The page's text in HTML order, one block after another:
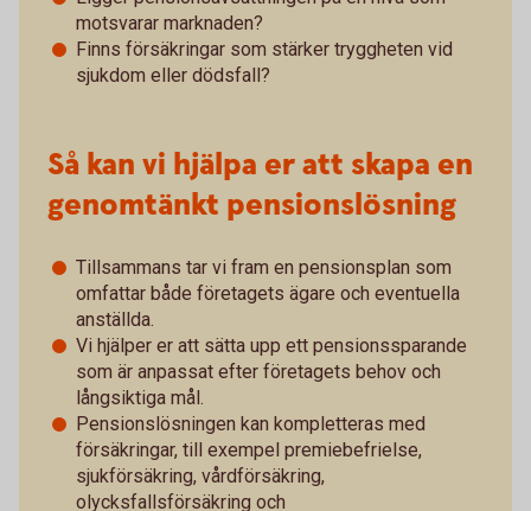
motsvarar marknaden?
Finns försäkringar som stärker tryggheten vid
sjukdom eller dödsfall?
Så kan vi hjälpa er att skapa en
genomtänkt pensionslösning
Tillsammans tar vi fram en pensionsplan som
omfattar både företagets ägare och eventuella
anställda.
Vi hjälper er att sätta upp ett pensionssparande
som är anpassat efter företagets behov och
långsiktiga mål.
Pensionslösningen kan kompletteras med
försäkringar, till exempel premiebefrielse,
sjukförsäkring, vårdförsäkring,
olycksfallsförsäkring och